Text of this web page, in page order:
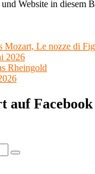
Website in diesem
Mozart, Le nozze di
2026
Rheingold
auf
Suchen